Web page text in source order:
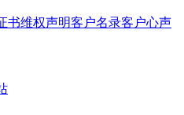
书维权声明客户名录客户心声